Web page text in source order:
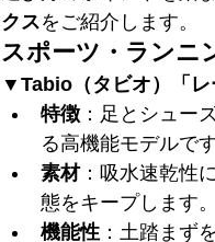
クスをご紹介します。
スポーツ・ランニ
▼Tabio（タビオ）「レ
特徴 ：足とシュー
る高機能モデルです
素材：吸水速乾性
態をキープします。
機能性 ：土踏まず